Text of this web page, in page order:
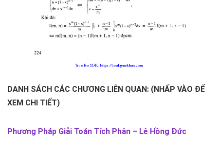
DANH SÁCH CÁC CHƯƠNG LIÊN QUAN: (NHẤP VÀO ĐỂ
XEM CHI TIẾT)
Phương Pháp Giải Toán Tích Phân – Lê Hồng Đức